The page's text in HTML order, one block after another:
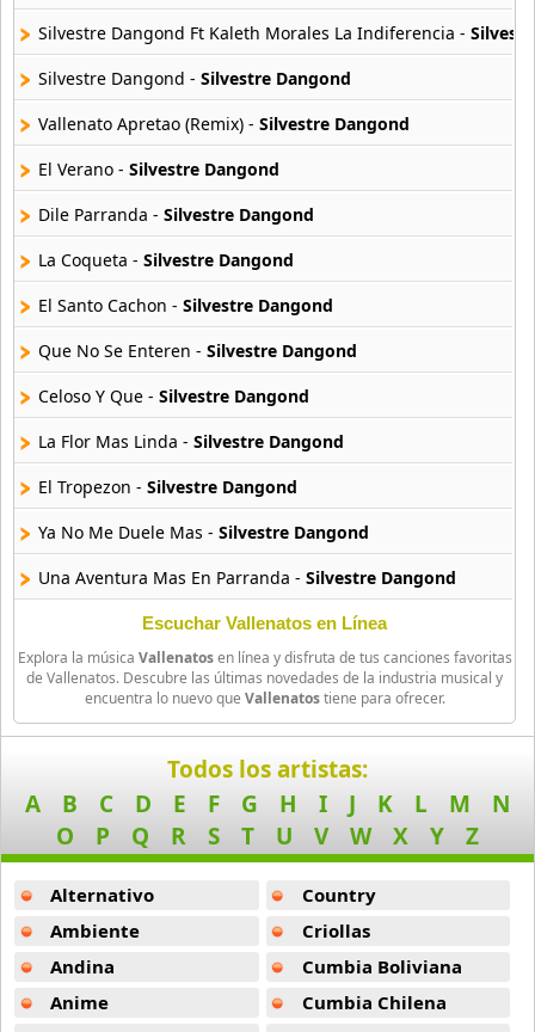
Luis Silva
4 músicas online
48 músicas online
Rafa Perez
92 músicas online
Rolando Ochoa
35 músicas online
Sergio Luis Rodriguez
26 músicas online
Silvestre Dangond
76 músicas online
Silvestre Dangond Ft Kaleth Morales La Indiferencia -
Silvestre Dangond - Silvestre Dangond
Vallenato Apretao (Remix) - Silvestre Dangond
El Verano - Silvestre Dangond
Dile Parranda - Silvestre Dangond
La Coqueta - Silvestre Dangond
El Santo Cachon - Silvestre Dangond
Que No Se Enteren - Silvestre Dangond
Celoso Y Que - Silvestre Dangond
La Flor Mas Linda - Silvestre Dangond
El Tropezon - Silvestre Dangond
Ya No Me Duele Mas - Silvestre Dangond
Una Aventura Mas En Parranda - Silvestre Dangond
La Que Me Quiera La Quiero -Silvestre Dangond
Dios No Me Deja -Silvestre Dangond
Silvestre Dangond
Niegame Tres Veces -Silvestre Dangond
Se Acabaron Parranda -
Silvestre Dangond
Tengo Un Dios -Silvestre Dangond
El Enredo -Silvestre Dangond
Gracias A Ti -
Silvestre Dangond
Escuchar Vallenatos en Línea
Explora la música Vallenatosen línea y disfruta de tus canciones favoritas
de Vallenatos. Descubre las últimas novedades de la industria musical y
encuentra lo nuevo que Vallenatostiene para ofrecer.
Todos los artistas:
A
B C D E F G H I J K L M
N
O
P Q R S T U V W X Y Z
Alternativo
Ambiente
Andina
Anime
Country
Criollas
Cumbia Boliviana
Cumbia Chilena